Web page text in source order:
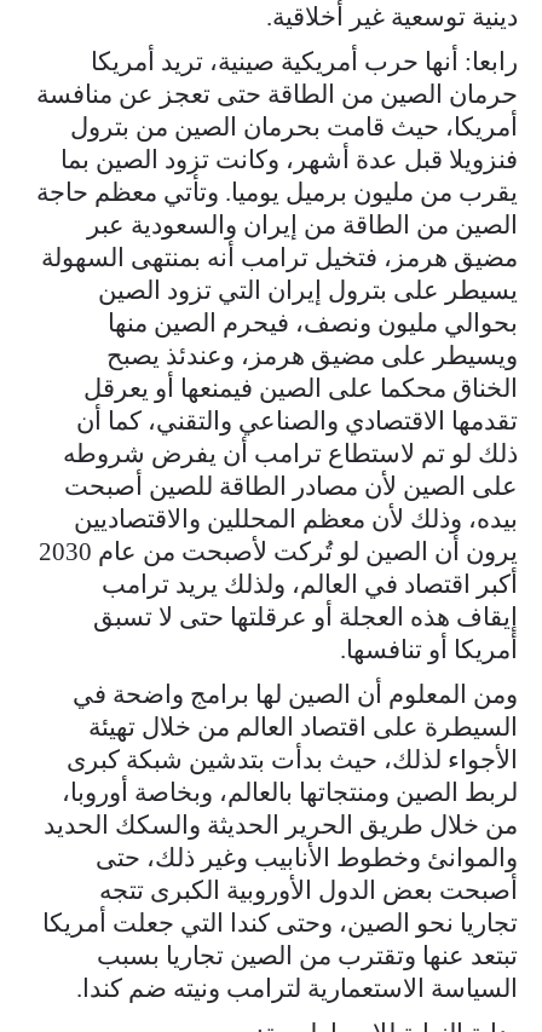
دينية توسعية غير أخلاقية.
رابعا: أنها حرب أمريكية صينية، تريد أمريكا
حرمان الصين من الطاقة حتى تعجز عن منافسة
أمريكا، حيث قامت بحرمان الصين من بترول
فنزويلا قبل عدة أشهر، وكانت تزود الصين بما
يقرب من مليون برميل يوميا. وتأتي معظم حاجة
الصين من الطاقة من إيران والسعودية عبر
مضيق هرمز، فتخيل ترامب أنه بمنتهى السهولة
يسيطر على بترول إيران التي تزود الصين
بحوالي مليون ونصف، فيحرم الصين منها
ويسيطر على مضيق هرمز، وعندئذ يصبح
الخناق محكما على الصين فيمنعها أو يعرقل
تقدمها الاقتصادي والصناعي والتقني، كما أن
ذلك لو تم لاستطاع ترامب أن يفرض شروطه
على الصين لأن مصادر الطاقة للصين أصبحت
بيده، وذلك لأن معظم المحللين والاقتصاديين
يرون أن الصين لو تُركت لأصبحت من عام 2030
أكبر اقتصاد في العالم، ولذلك يريد ترامب
إيقاف هذه العجلة أو عرقلتها حتى لا تسبق
أمريكا أو تنافسها.
ومن المعلوم أن الصين لها برامج واضحة في
السيطرة على اقتصاد العالم من خلال تهيئة
الأجواء لذلك، حيث بدأت بتدشين شبكة كبرى
لربط الصين ومنتجاتها بالعالم، وبخاصة أوروبا،
من خلال طريق الحرير الحديثة والسكك الحديد
والموانئ وخطوط الأنابيب وغير ذلك، حتى
أصبحت بعض الدول الأوروبية الكبرى تتجه
تجاريا نحو الصين، وحتى كندا التي جعلت أمريكا
تبتعد عنها وتقترب من الصين تجاريا بسبب
السياسة الاستعمارية لترامب ونيته ضم كندا.